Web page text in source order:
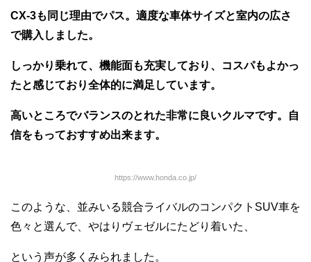
CX-3も同じ理由でパス。適度な車体サイズと室内の広さ
で購入しました。
しっかり乗れて、機能面も充実しており、コスパもよかっ
たと感じており全体的に満足しています。
高いところでバランスのとれた非常に良いクルマです。自
信をもっておすすめ出来ます。
https://www.honda.co.jp/
このような、並みいる競合ライバルのコンパクトSUV車を
色々と選んで、やはりヴェゼルにたどり着いた、
という声が多くみられました。